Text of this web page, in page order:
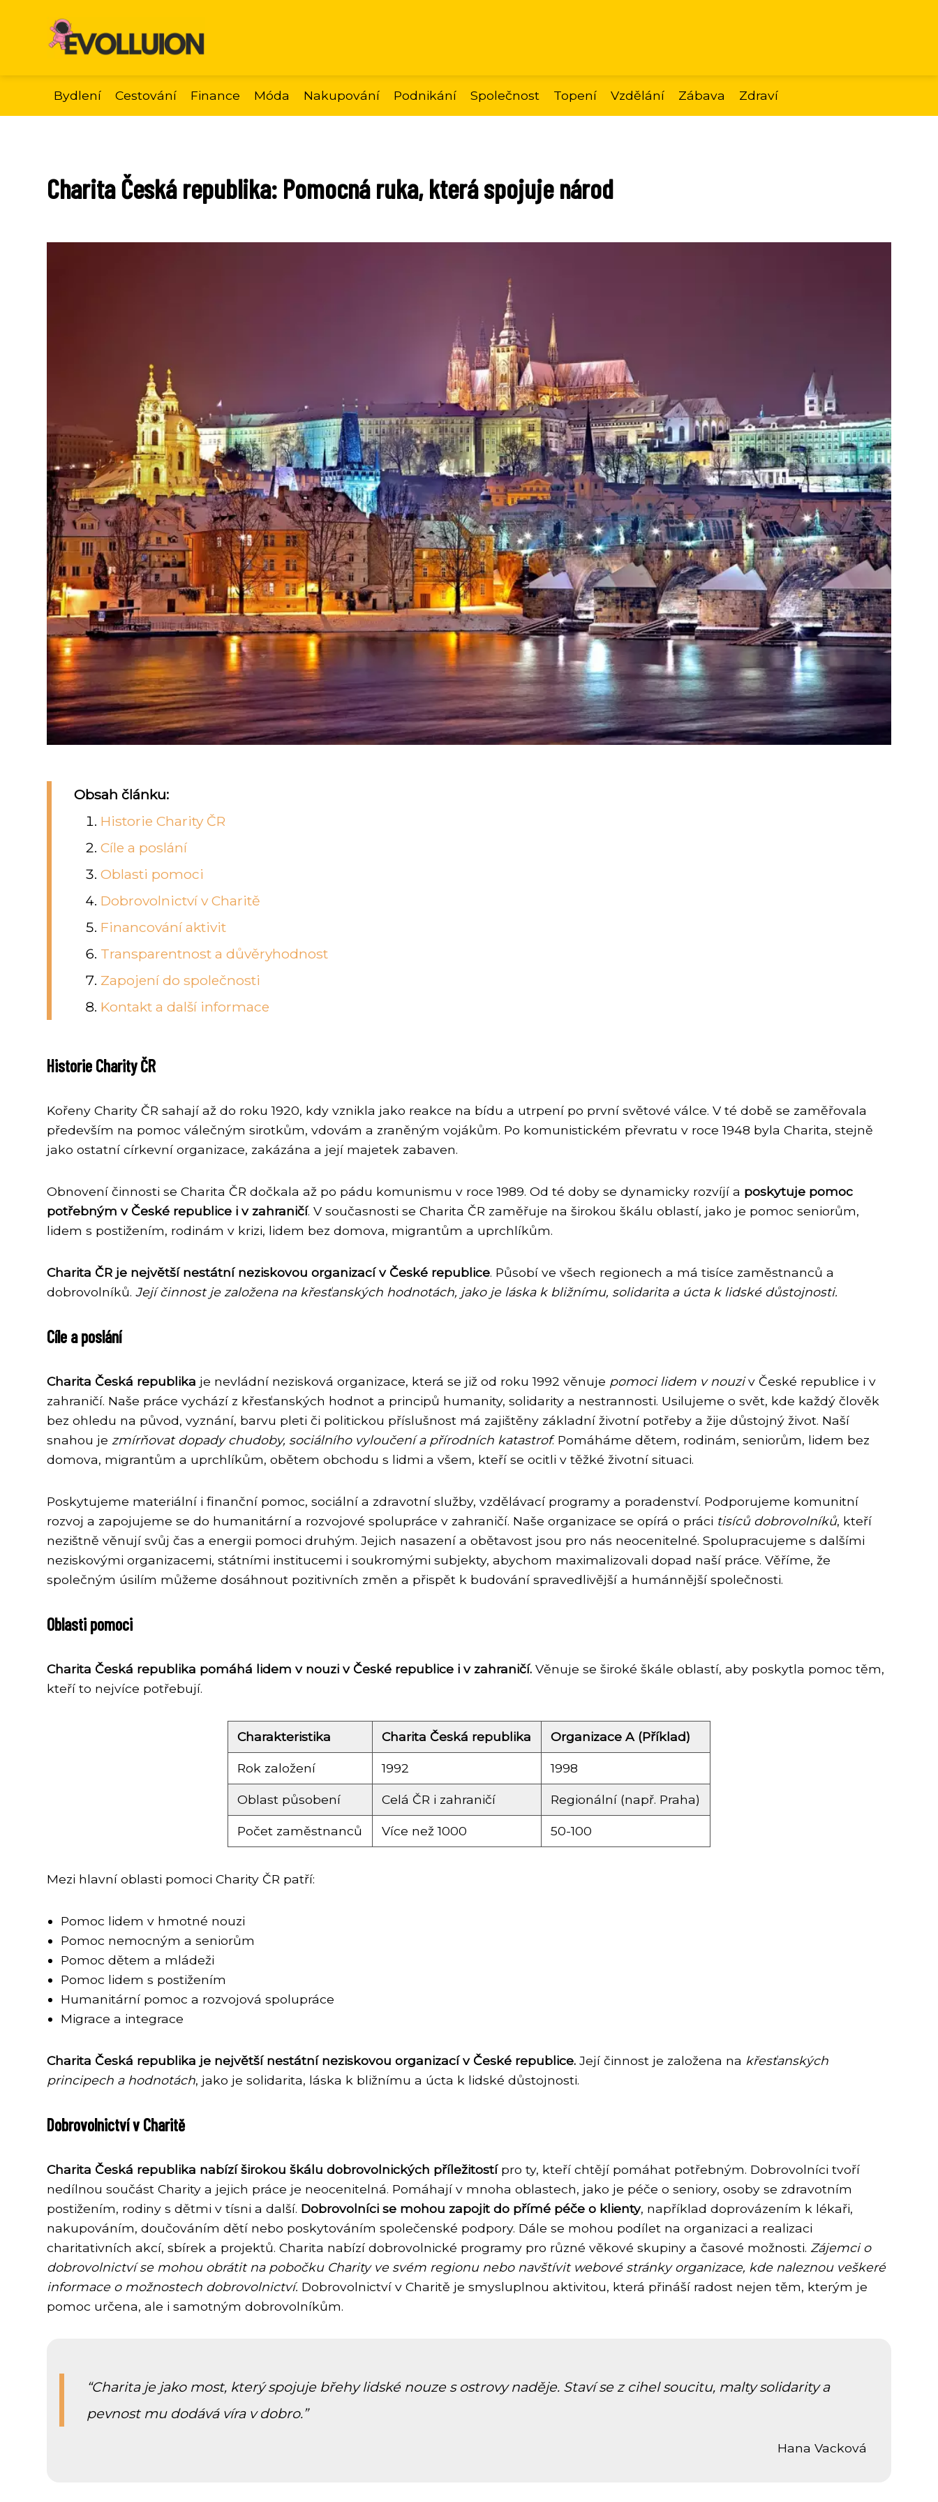
Bydlení Cestování Finance Móda Nakupování Podnikání Společnost Topení Vzdělání Zábava Zdraví
Charita Česká republika: Pomocná ruka, která spojuje národ
Obsah článku:
Historie Charity ČR
Cíle a poslání
Oblasti pomoci
Dobrovolnictví v Charitě
Financování aktivit
Transparentnost a důvěryhodnost
Zapojení do společnosti
Kontakt a další informace
Historie Charity ČR
Kořeny Charity ČR sahají až do roku 1920, kdy vznikla jako reakce na bídu a utrpení po první světové válce. V té době se zaměřovala
především na pomoc válečným sirotkům, vdovám a zraněným vojákům. Po komunistickém převratu v roce 1948 byla Charita, stejně
jako ostatní církevní organizace, zakázána a její majetek zabaven.
Obnovení činnosti se Charita ČR dočkala až po pádu komunismu v roce 1989. Od té doby se dynamicky rozvíjí a poskytuje pomoc
potřebným v České republice i v zahraničí. V současnosti se Charita ČR zaměřuje na širokou škálu oblastí, jako je pomoc seniorům,
lidem s postižením, rodinám v krizi, lidem bez domova, migrantům a uprchlíkům.
Charita ČR je největší nestátní neziskovou organizací v České republice. Působí ve všech regionech a má tisíce zaměstnanců a
dobrovolníků. Její činnost je založena na křesťanských hodnotách, jako je láska k bližnímu, solidarita a úcta k lidské důstojnosti.
Cíle a poslání
Charita Česká republika je nevládní nezisková organizace, která se již od roku 1992 věnuje pomoci lidem v nouziv České republice i v
zahraničí. Naše práce vychází z křesťanských hodnot a principů humanity, solidarity a nestrannosti. Usilujeme o svět, kde každý člověk
bez ohledu na původ, vyznání, barvu pleti či politickou příslušnost má zajištěny základní životní potřeby a žije důstojný život. Naší
snahou je zmírňovat dopady chudoby, sociálního vyloučení a přírodních katastrof. Pomáháme dětem, rodinám, seniorům, lidem bez
domova, migrantům a uprchlíkům, obětem obchodu s lidmi a všem, kteří se ocitli v těžké životní situaci.
Poskytujeme materiální i finanční pomoc, sociální a zdravotní služby, vzdělávací programy a poradenství. Podporujeme komunitní
rozvoj a zapojujeme se do humanitární a rozvojové spolupráce v zahraničí. Naše organizace se opírá o práci tisíců dobrovolníků, kteří
nezištně věnují svůj čas a energii pomoci druhým. Jejich nasazení a obětavost jsou pro nás neocenitelné. Spolupracujeme s dalšími
neziskovými organizacemi, státními institucemi i soukromými subjekty, abychom maximalizovali dopad naší práce. Věříme, že
společným úsilím můžeme dosáhnout pozitivních změn a přispět k budování spravedlivější a humánnější společnosti.
Oblasti pomoci
Charita Česká republika pomáhá lidem v nouzi v České republice i v zahraničí. Věnuje se široké škále oblastí, aby poskytla pomoc těm,
kteří to nejvíce potřebují.
Charakteristika Charita Česká republika Organizace A (Příklad)
Rok založení 1992 1998
Oblast působení Celá ČR i zahraničí Regionální (např. Praha)
Počet zaměstnanců Více než 1000 50-100
Mezi hlavní oblasti pomoci Charity ČR patří:
Pomoc lidem v hmotné nouzi
Pomoc nemocným a seniorům
Pomoc dětem a mládeži
Pomoc lidem s postižením
Humanitární pomoc a rozvojová spolupráce
Migrace a integrace
Charita Česká republika je největší nestátní neziskovou organizací v České republice. Její činnost je založena na křesťanských
principech a hodnotách, jako je solidarita, láska k bližnímu a úcta k lidské důstojnosti.
Dobrovolnictví v Charitě
Charita Česká republika nabízí širokou škálu dobrovolnických příležitostípro ty, kteří chtějí pomáhat potřebným. Dobrovolníci tvoří
nedílnou součást Charity a jejich práce je neocenitelná. Pomáhají v mnoha oblastech, jako je péče o seniory, osoby se zdravotním
postižením, rodiny s dětmi v tísni a další. Dobrovolníci se mohou zapojit do přímé péče o klienty, například doprovázením k lékaři,
nakupováním, doučováním dětí nebo poskytováním společenské podpory. Dále se mohou podílet na organizaci a realizaci
charitativních akcí, sbírek a projektů. Charita nabízí dobrovolnické programy pro různé věkové skupiny a časové možnosti. Zájemci o
dobrovolnictví se mohou obrátit na pobočku Charity ve svém regionu nebo navštívit webové stránky organizace, kde naleznou veškeré
informace o možnostech dobrovolnictví. Dobrovolnictví v Charitě je smysluplnou aktivitou, která přináší radost nejen těm, kterým je
pomoc určena, ale i samotným dobrovolníkům.
Charita je jako most, který spojuje břehy lidské nouze s ostrovy naděje. Staví se z cihel soucitu, malty solidarity a
pevnost mu dodává víra v dobro.
Hana Vacková